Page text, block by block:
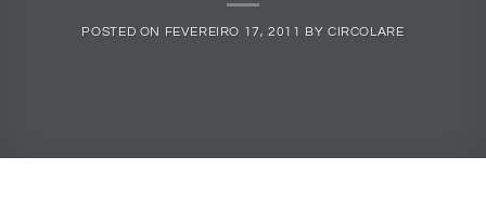
POSTED ON FEVEREIRO 17, 2011 BYCIRCOLARE